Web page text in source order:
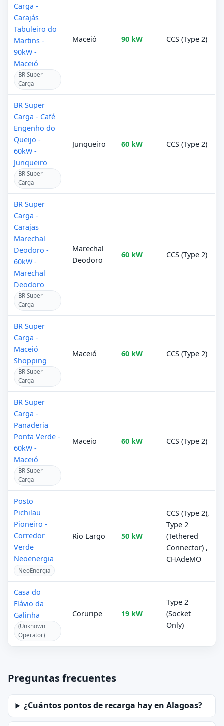
Carga -
Carajás
Tabuleiro do
Martins -
90kW -
Maceió
BR Super
Carga
Maceió 90 kW CCS (Type 2)
BR Super
Carga - Café
Engenho do
Queijo -
60kW -
Junqueiro
BR Super
Carga
Junqueiro 60 kW CCS (Type 2)
BR Super
Carga -
Carajas
Marechal
Deodoro -
60kW -
Marechal
Deodoro
BR Super
Carga
Marechal
Deodoro
60 kW CCS (Type 2)
BR Super
Carga -
Maceió
Shopping
BR Super
Carga
Maceió 60 kW CCS (Type 2)
BR Super
Carga -
Panaderia
Ponta Verde -
60kW -
Maceió
BR Super
Carga
Maceio 60 kW CCS (Type 2)
Posto
Pichilau
Pioneiro -
Corredor
Verde
Neoenergia
NeoEnergia
Rio Largo 50 kW
CCS (Type 2),
Type 2
(Tethered
Connector) ,
CHAdeMO
Casa do
Flávio da
Galinha
(Unknown
Operator)
Coruripe 19 kW
Type 2
(Socket
Only)
Preguntas frecuentes
¿Cuántos pontos de recarga hay en Alagoas?